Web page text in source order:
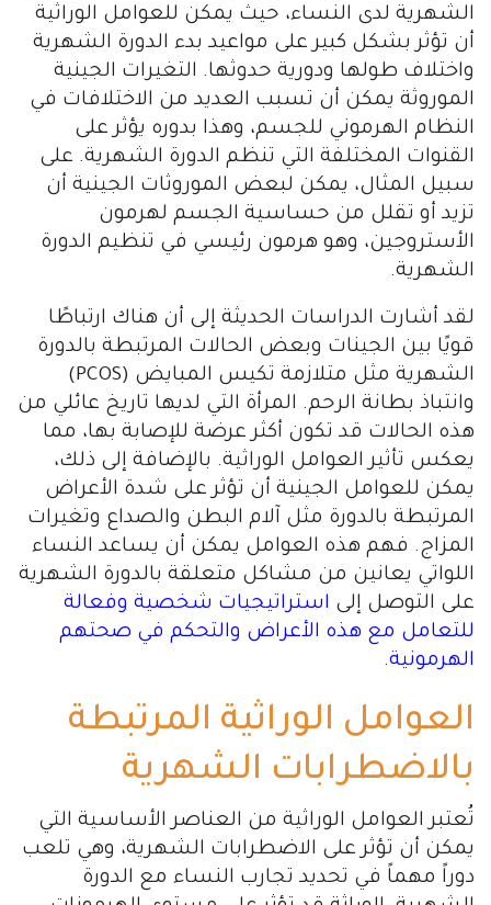
الشهرية لدى النساء، حيث يمكن للعوامل الوراثية
أن تؤثر بشكل كبير على مواعيد بدء الدورة الشهرية
واختلاف طولها ودورية حدوثها. التغيرات الجينية
الموروثة يمكن أن تسبب العديد من الاختلافات في
النظام الهرموني للجسم، وهذا بدوره يؤثر على
القنوات المختلفة التي تنظم الدورة الشهرية. على
سبيل المثال، يمكن لبعض الموروثات الجينية أن
تزيد أو تقلل من حساسية الجسم لهرمون
الأستروجين، وهو هرمون رئيسي في تنظيم الدورة
الشهرية.
لقد أشارت الدراسات الحديثة إلى أن هناك ارتباطًا
قويًا بين الجينات وبعض الحالات المرتبطة بالدورة
الشهرية مثل متلازمة تكيس المبايض (PCOS)
وانتباذ بطانة الرحم. المرأة التي لديها تاريخ عائلي من
هذه الحالات قد تكون أكثر عرضة للإصابة بها، مما
يعكس تأثير العوامل الوراثية. بالإضافة إلى ذلك،
يمكن للعوامل الجينية أن تؤثر على شدة الأعراض
المرتبطة بالدورة مثل آلام البطن والصداع وتغيرات
المزاج. فهم هذه العوامل يمكن أن يساعد النساء
اللواتي يعانين من مشاكل متعلقة بالدورة الشهرية
على التوصل إلى استراتيجيات شخصية وفعالة
للتعامل مع هذه الأعراض والتحكم في صحتهم
الهرمونية.
العوامل الوراثية المرتبطة
بالاضطرابات الشهرية
تُعتبر العوامل الوراثية من العناصر الأساسية التي
يمكن أن تؤثر على الاضطرابات الشهرية، وهي تلعب
دوراً مهماً في تحديد تجارب النساء مع الدورة